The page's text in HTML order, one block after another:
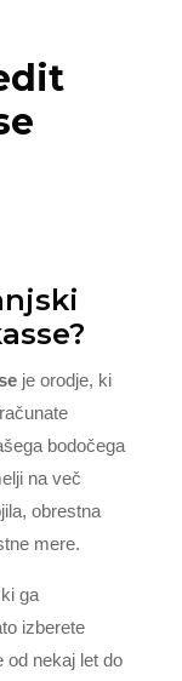
je orodje, ki
bodočega
na več
obrestna
mere.
ga
izberete
od nekaj let do